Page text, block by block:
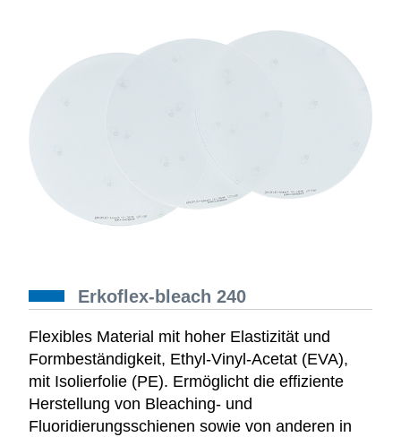
Erkoflex-bleach 240
Flexibles Material mit hoher Elastizität und
Formbeständigkeit, Ethyl-Vinyl-Acetat (EVA),
mit Isolierfolie (PE). Ermöglicht die effiziente
Herstellung von Bleaching- und
Fluoridierungsschienen sowie von anderen in